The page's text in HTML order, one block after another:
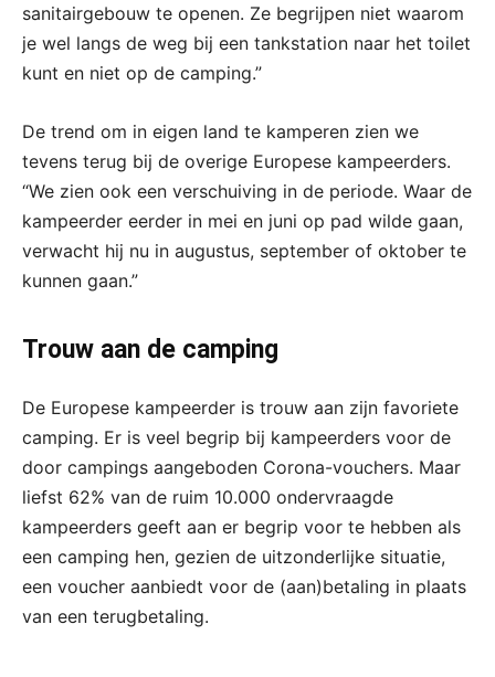
sanitairgebouw te openen. Ze begrijpen niet waarom
je wel langs de weg bij een tankstation naar het toilet
kunt en niet op de camping.”
De trend om in eigen land te kamperen zien we
tevens terug bij de overige Europese kampeerders.
“We zien ook een verschuiving in de periode. Waar de
kampeerder eerder in mei en juni op pad wilde gaan,
verwacht hij nu in augustus, september of oktober te
kunnen gaan.”
Trouw aan de camping
De Europese kampeerder is trouw aan zijn favoriete
camping. Er is veel begrip bij kampeerders voor de
door campings aangeboden Corona-vouchers. Maar
liefst 62% van de ruim 10.000 ondervraagde
kampeerders geeft aan er begrip voor te hebben als
een camping hen, gezien de uitzonderlijke situatie,
een voucher aanbiedt voor de (aan)betaling in plaats
van een terugbetaling.